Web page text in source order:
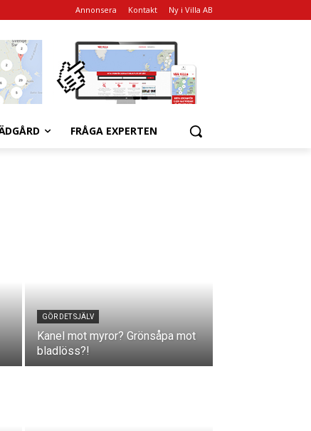
Annonsera Kontakt Ny i Villa AB
FRÅGA EXPERTEN
GÖR DET SJÄLV
Kanel mot myror? Grönsåpa mot
bladlöss?!